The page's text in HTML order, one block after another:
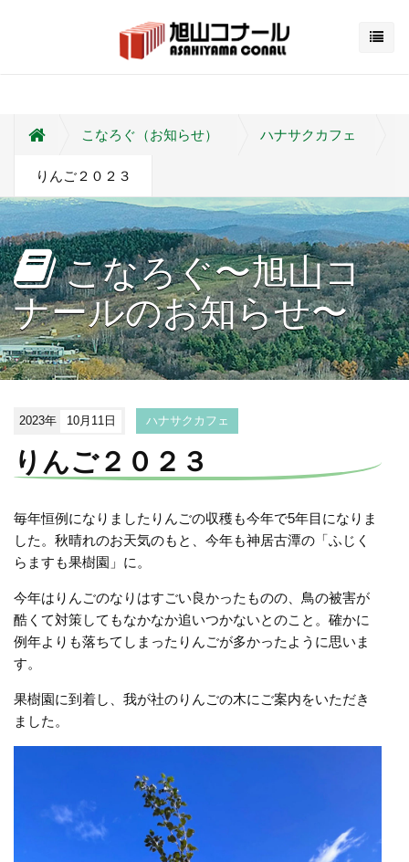
こなろぐ（お知らせ） ハナサクカフェ
りんご２０２３
こなろぐ〜旭山コ
ナールのお知らせ〜
2023年 10月11日 ハナサクカフェ
りんご２０２３
毎年恒例になりましたりんごの収穫も今年で5年目になりま
した。秋晴れのお天気のもと、今年も神居古潭の「ふじく
らますも果樹園」に。
今年はりんごのなりはすごい良かったものの、鳥の被害が
酷くて対策してもなかなか追いつかないとのこと。確かに
例年よりも落ちてしまったりんごが多かったように思いま
す。
果樹園に到着し、我が社のりんごの木にご案内をいただき
ました。